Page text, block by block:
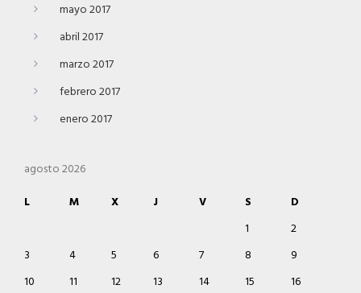
mayo 2017
abril 2017
marzo 2017
febrero 2017
enero 2017
agosto 2026
L
M X J V S
D
1
2
3
4 5 6 7 8
9
10
11 12 13 14 15
16